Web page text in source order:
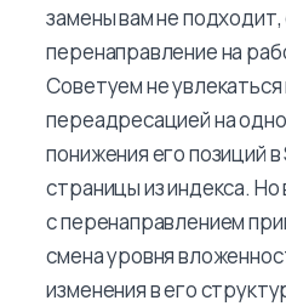
замены вам не
перенаправление на
Советуем не
переадресацией на
понижения его позиций в
страницы из индекса. Но
с перенаправлением
смена уровня
изменения в его